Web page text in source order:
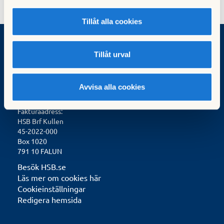
Tillåt alla cookies
Tillåt urval
Avvisa alla cookies
Terapivägen 10-14
Fakturaadress:
HSB Brf Kullen
45-2022-000
Box 1020
791 10 FALUN
Besök HSB.se
Läs mer om cookies här
Cookieinställningar
Redigera hemsida